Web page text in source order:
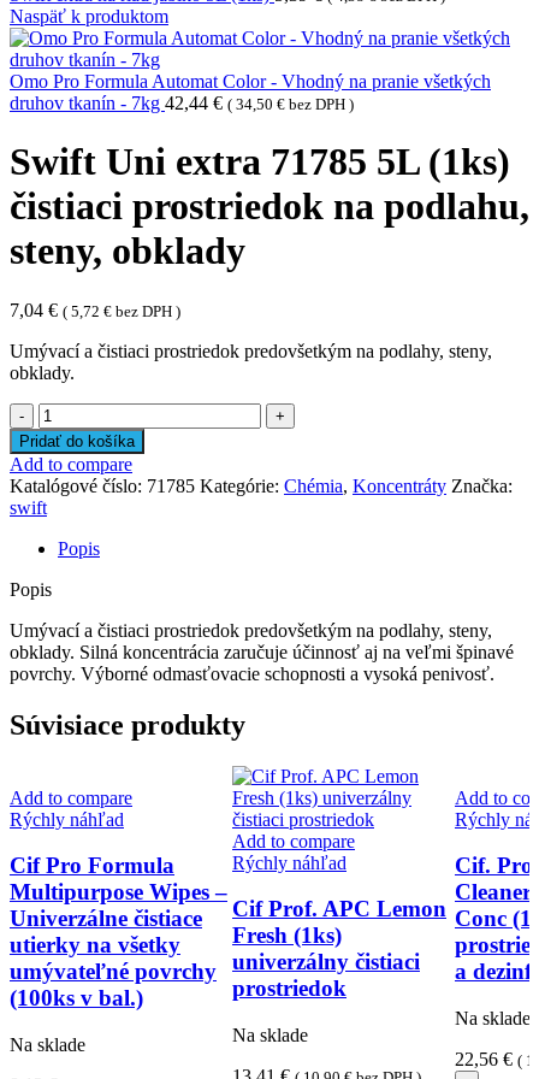
Naspäť k produktom
Omo Pro Formula Automat Color - Vhodný na pranie všetkých
druhov tkanín - 7kg 42,44 € ( 34,50 € bez DPH )
Swift Uni extra 71785 5L (1ks)
čistiaci prostriedok na podlahu,
steny, obklady
7,04 € ( 5,72 € bez DPH )
Umývací a čistiaci prostriedok predovšetkým na podlahy, steny,
obklady.
množstvo
Swift
Uni
extra
71785
5L
(1ks)
čistiaci
prostriedok
podlahu,
steny,
obklady
Pridať do košíka
Add to compare
Katalógové číslo: 71785 Kategórie: Chémia, Koncentráty Značka:
swift
Popis
Popis
Umývací a čistiaci prostriedok predovšetkým na podlahy, steny,
obklady. Silná koncentrácia zaručuje účinnosť aj na veľmi špinavé
povrchy. Výborné odmasťovacie schopnosti a vysoká penivosť.
Súvisiace produkty
Add to compare
Rýchly náhľad
Cif Pro Formula
Multipurpose Wipes –
Univerzálne čistiace
utierky na všetky
umývateľné povrchy
(100ks v bal.)
Na sklade
Add to compare
Rýchly náhľad
Cif Prof. APC Lemon
Fresh (1ks)
univerzálny čistiaci
prostriedok
Na sklade
Add to
Rýchly
Cif.
Cleaner
Conc
a
Na sklade
22,56 € (